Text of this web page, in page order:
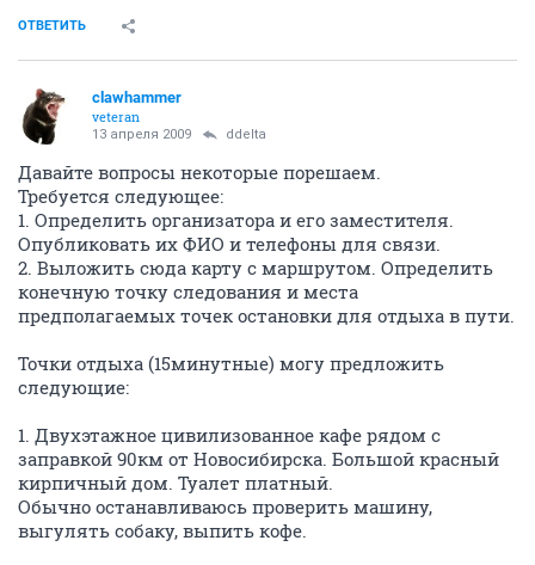
ОТВЕТИТЬ
clawhammer
veteran
13 апреля 2009 ddelta
Давайте вопросы некоторые порешаем.
Требуется следующее:
1. Определить организатора и его заместителя.
Опубликовать их ФИО и телефоны для связи.
2. Выложить сюда карту с маршрутом. Определить
конечную точку следования и места
предполагаемых точек остановки для отдыха в пути.
Точки отдыха (15минутные) могу предложить
следующие:
1. Двухэтажное цивилизованное кафе рядом с
заправкой 90км от Новосибирска. Большой красный
кирпичный дом. Туалет платный.
Обычно останавливаюсь проверить машину,
выгулять собаку, выпить кофе.